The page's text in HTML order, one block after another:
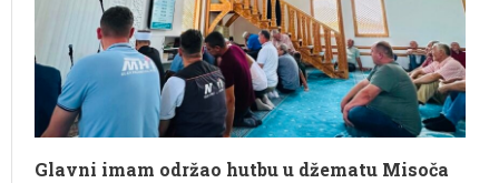
Glavni imam održao hutbu u džematu Misoča